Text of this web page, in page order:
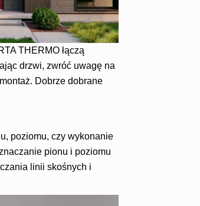
THERMO łączą
drzwi, zwróć uwagę na
Dobrze dobrane
poziomu, czy wykonanie
pionu i poziomu
linii skośnych i